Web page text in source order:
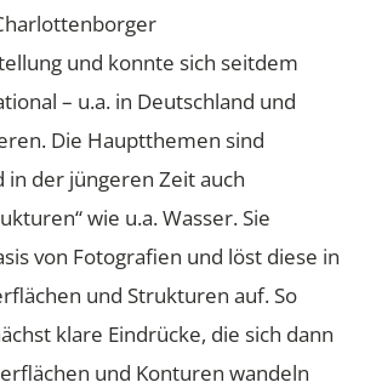
und konnte sich seitdem
– u.a. in Deutschland und
Die Hauptthemen sind
in der jüngeren Zeit auch
wie u.a. Wasser. Sie
von Fotografien und löst diese in
und Strukturen auf. So
klare Eindrücke, die sich dann
und Konturen wandeln